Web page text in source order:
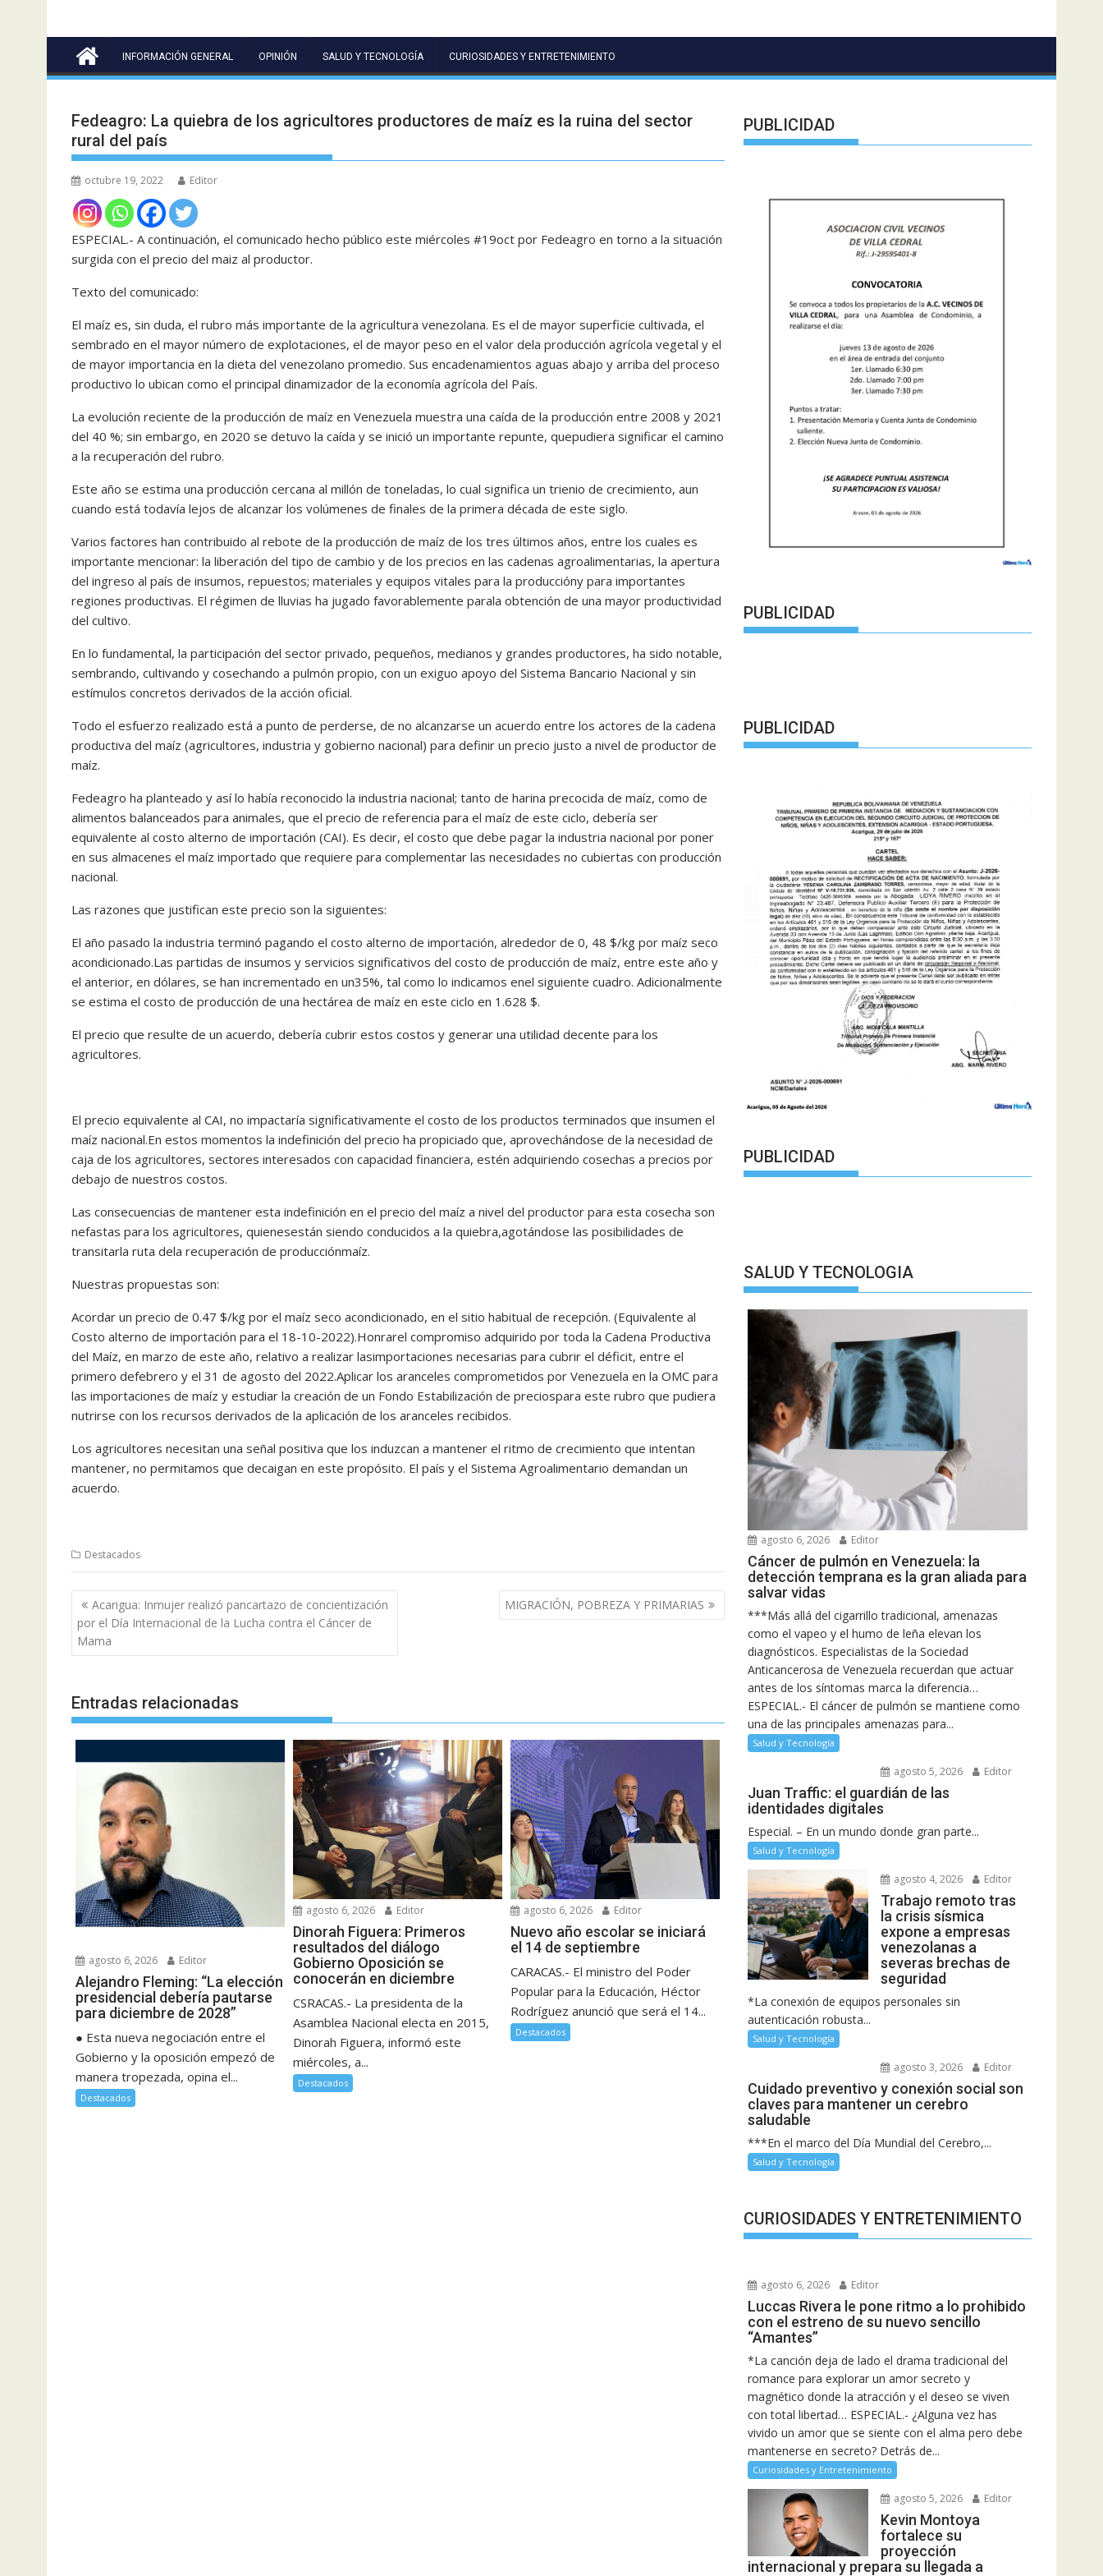
INFORMACIÓN GENERAL OPINIÓN SALUD Y TECNOLOGÍA CURIOSIDADES Y ENTRETENIMIENTO
Fedeagro: La quiebra de los agricultores productores de maíz es la ruina del sector
rural del país
octubre 19, 2022 Editor
ESPECIAL.- A continuación, el comunicado hecho público este miércoles #19oct por Fedeagro en torno a la situación
surgida con el precio del maiz al productor.
Texto del comunicado:
El maíz es, sin duda, el rubro más importante de la agricultura venezolana. Es el de mayor superficie cultivada, el
sembrado en el mayor número de explotaciones, el de mayor peso en el valor dela producción agrícola vegetal y el
de mayor importancia en la dieta del venezolano promedio. Sus encadenamientos aguas abajo y arriba del proceso
productivo lo ubican como el principal dinamizador de la economía agrícola del País.
La evolución reciente de la producción de maíz en Venezuela muestra una caída de la producción entre 2008 y 2021
del 40 %; sin embargo, en 2020 se detuvo la caída y se inició un importante repunte, quepudiera significar el camino
a la recuperación del rubro.
Este año se estima una producción cercana al millón de toneladas, lo cual significa un trienio de crecimiento, aun
cuando está todavía lejos de alcanzar los volúmenes de finales de la primera década de este siglo.
Varios factores han contribuido al rebote de la producción de maíz de los tres últimos años, entre los cuales es
importante mencionar: la liberación del tipo de cambio y de los precios en las cadenas agroalimentarias, la apertura
del ingreso al país de insumos, repuestos; materiales y equipos vitales para la produccióny para importantes
regiones productivas. El régimen de lluvias ha jugado favorablemente parala obtención de una mayor productividad
del cultivo.
En lo fundamental, la participación del sector privado, pequeños, medianos y grandes productores, ha sido notable,
sembrando, cultivando y cosechando a pulmón propio, con un exiguo apoyo del Sistema Bancario Nacional y sin
estímulos concretos derivados de la acción oficial.
Todo el esfuerzo realizado está a punto de perderse, de no alcanzarse un acuerdo entre los actores de la cadena
productiva del maíz (agricultores, industria y gobierno nacional) para definir un precio justo a nivel de productor de
maíz.
Fedeagro ha planteado y así lo había reconocido la industria nacional; tanto de harina precocida de maíz, como de
alimentos balanceados para animales, que el precio de referencia para el maíz de este ciclo, debería ser
equivalente al costo alterno de importación (CAI). Es decir, el costo que debe pagar la industria nacional por poner
en sus almacenes el maíz importado que requiere para complementar las necesidades no cubiertas con producción
nacional.
Las razones que justifican este precio son la siguientes:
El año pasado la industria terminó pagando el costo alterno de importación, alrededor de 0, 48 $/kg por maíz seco
acondicionado.Las partidas de insumos y servicios significativos del costo de producción de maíz, entre este año y
el anterior, en dólares, se han incrementado en un35%, tal como lo indicamos enel siguiente cuadro. Adicionalmente
se estima el costo de producción de una hectárea de maíz en este ciclo en 1.628 $.
El precio que resulte de un acuerdo, debería cubrir estos costos y generar una utilidad decente para los
agricultores.
El precio equivalente al CAI, no impactaría significativamente el costo de los productos terminados que insumen el
maíz nacional.En estos momentos la indefinición del precio ha propiciado que, aprovechándose de la necesidad de
caja de los agricultores, sectores interesados con capacidad financiera, estén adquiriendo cosechas a precios por
debajo de nuestros costos.
Las consecuencias de mantener esta indefinición en el precio del maíz a nivel del productor para esta cosecha son
nefastas para los agricultores, quienesestán siendo conducidos a la quiebra,agotándose las posibilidades de
transitarla ruta dela recuperación de producciónmaíz.
Nuestras propuestas son:
Acordar un precio de 0.47 $/kg por el maíz seco acondicionado, en el sitio habitual de recepción. (Equivalente al
Costo alterno de importación para el 18-10-2022).Honrarel compromiso adquirido por toda la Cadena Productiva
del Maíz, en marzo de este año, relativo a realizar lasimportaciones necesarias para cubrir el déficit, entre el
primero defebrero y el 31 de agosto del 2022.Aplicar los aranceles comprometidos por Venezuela en la OMC para
las importaciones de maíz y estudiar la creación de un Fondo Estabilización de preciospara este rubro que pudiera
nutrirse con los recursos derivados de la aplicación de los aranceles recibidos.
Los agricultores necesitan una señal positiva que los induzcan a mantener el ritmo de crecimiento que intentan
mantener, no permitamos que decaigan en este propósito. El país y el Sistema Agroalimentario demandan un
acuerdo.
Destacados
Navegación
de
entradas
Acarigua: Inmujer realizó pancartazo de concientización
por el Día Internacional de la Lucha contra el Cáncer de
Mama
MIGRACIÓN, POBREZA Y PRIMARIAS
Entradas relacionadas
agosto 6, 2026 Editor
Alejandro Fleming: “La elección
presidencial debería pautarse
para diciembre de 2028”
● Esta nueva negociación entre el
Gobierno y la oposición empezó de
manera tropezada, opina el...
Destacados
agosto 6, 2026 Editor
Dinorah Figuera: Primeros
resultados del diálogo
Gobierno Oposición se
conocerán en diciembre
CSRACAS.- La presidenta de la
Asamblea Nacional electa en 2015,
Dinorah Figuera, informó este
miércoles, a...
Destacados
agosto 6, 2026 Editor
Nuevo año escolar se iniciará
el 14 de septiembre
CARACAS.- El ministro del Poder
Popular para la Educación, Héctor
Rodríguez anunció que será el 14...
Destacados
PUBLICIDAD
PUBLICIDAD
PUBLICIDAD
PUBLICIDAD
SALUD Y TECNOLOGIA
agosto 6, 2026 Editor
Cáncer de pulmón en Venezuela: la
detección temprana es la gran aliada para
salvar vidas
***Más allá del cigarrillo tradicional, amenazas
como el vapeo y el humo de leña elevan los
diagnósticos. Especialistas de la Sociedad
Anticancerosa de Venezuela recuerdan que actuar
antes de los síntomas marca la diferencia…
ESPECIAL.- El cáncer de pulmón se mantiene como
una de las principales amenazas para...
Salud y Tecnología
agosto 5, 2026 Editor
Juan Traffic: el guardián de las
identidades digitales
Especial. – En un mundo donde gran parte...
Salud y Tecnología
agosto 4, 2026 Editor
Trabajo remoto tras
la crisis sísmica
expone a empresas
venezolanas a
severas brechas de
seguridad
*La conexión de equipos personales sin
autenticación robusta...
Salud y Tecnología
agosto 3, 2026 Editor
Cuidado preventivo y conexión social son
claves para mantener un cerebro
saludable
***En el marco del Día Mundial del Cerebro,...
Salud y Tecnología
CURIOSIDADES Y ENTRETENIMIENTO
agosto 6, 2026 Editor
Luccas Rivera le pone ritmo a lo prohibido
con el estreno de su nuevo sencillo
“Amantes”
*La canción deja de lado el drama tradicional del
romance para explorar un amor secreto y
magnético donde la atracción y el deseo se viven
con total libertad… ESPECIAL.- ¿Alguna vez has
vivido un amor que se siente con el alma pero debe
mantenerse en secreto? Detrás de...
Curiosidades y Entretenimiento
agosto 5, 2026 Editor
Kevin Montoya
fortalece su
proyección
internacional y prepara su llegada a